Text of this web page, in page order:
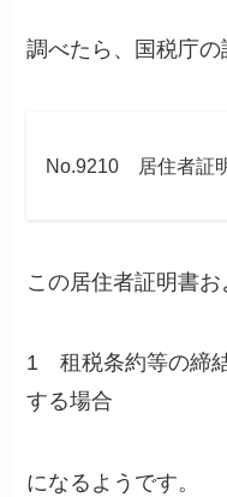
調べたら、国税庁の
No.9210 居住者証
この居住者証明書
1 租税条約等の締
する場合
になるようです。